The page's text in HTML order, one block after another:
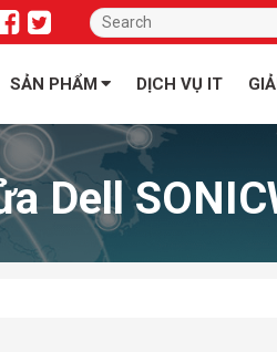
SẢN PHẨM DỊCH VỤ IT
Dell